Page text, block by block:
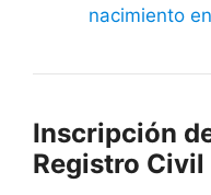
nacimiento
Inscripción
Registro Civil